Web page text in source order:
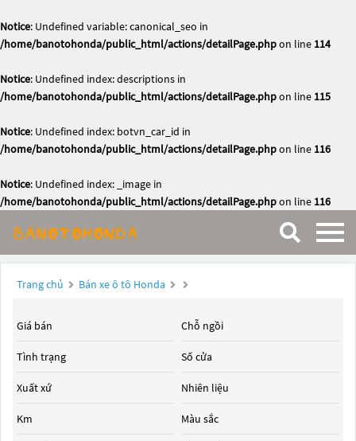
Notice: Undefined variable: canonical_seo in
/home/banotohonda/public_html/actions/detailPage.phpon line 114
Notice: Undefined index: descriptions in
/home/banotohonda/public_html/actions/detailPage.phpon line 115
Notice: Undefined index: botvn_car_id in
/home/banotohonda/public_html/actions/detailPage.phpon line 116
Notice: Undefined index: _image in
/home/banotohonda/public_html/actions/detailPage.phpon line 116
Trang chủ Bán xe ô tô Honda
Giá bán
Tình trạng
Xuất xứ
Km
Chỗ ngồi
Số cửa
Nhiên liệu
Màu sắc